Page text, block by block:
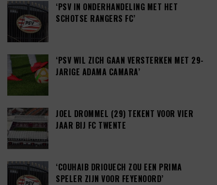
‘PSV IN ONDERHANDELING MET HET
SCHOTSE RANGERS FC’
‘PSV WIL ZICH GAAN VERSTERKEN MET 29-
JARIGE ADAMA CAMARA’
JOEL DROMMEL (29) TEKENT VOOR VIER
JAAR BIJ FC TWENTE
‘COUHAIB DRIOUECH ZOU EEN PRIMA
SPELER ZIJN VOOR FEYENOORD’